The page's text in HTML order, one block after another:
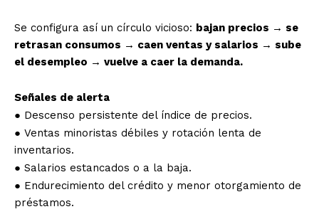
Se configura así un círculo vicioso: bajan precios → se
retrasan consumos → caen ventas y salarios → sube
el desempleo → vuelve a caer la demanda.
Señales de alerta
● Descenso persistente del índice de precios.
● Ventas minoristas débiles y rotación lenta de
inventarios.
● Salarios estancados o a la baja.
● Endurecimiento del crédito y menor otorgamiento de
préstamos.